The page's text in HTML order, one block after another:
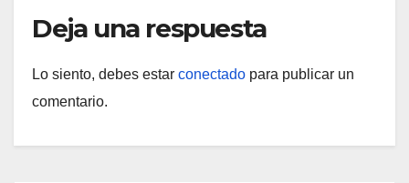
Deja una respuesta
Lo siento, debes estar conectado para publicar un
comentario.